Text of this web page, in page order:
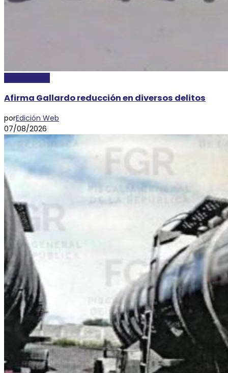
Afirma Gallardo reducción en diversos delitos
porEdición Web
07/08/2026